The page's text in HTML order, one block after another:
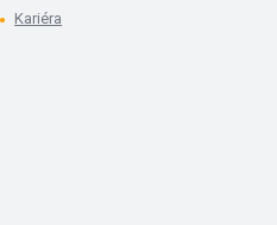
Kariéra